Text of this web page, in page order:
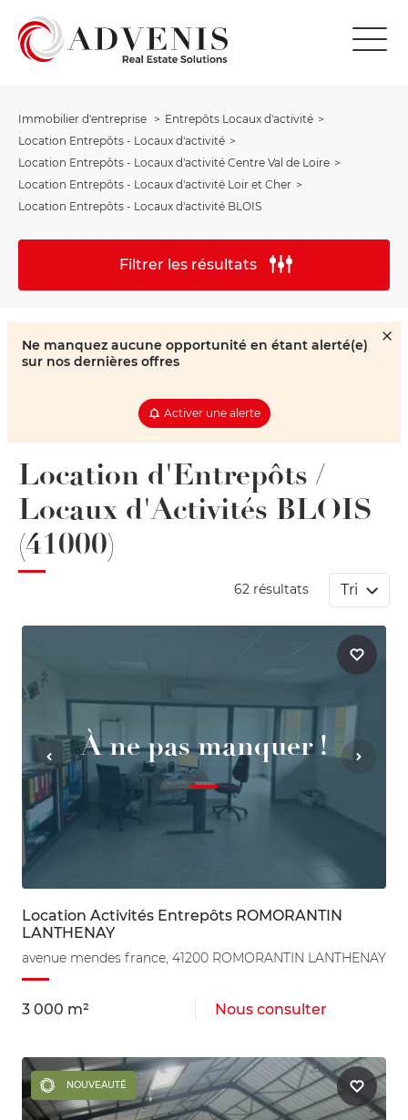
Immobilier d'entreprise
Entrepôts Locaux d'activité
Location Entrepôts - Locaux d'activité
Location Entrepôts - Locaux d'activité Centre Val de Loire
Location Entrepôts - Locaux d'activité Loir et Cher
Location Entrepôts - Locaux d'activité BLOIS
Filtrer les résultats
Ne manquez aucune opportunité en étant alerté(e)
sur nos dernières offres
Activer une alerte
Location d'Entrepôts /
Locaux d'Activités BLOIS
(41000)
62 résultats Tri
À ne pas manquer !
Location Activités Entrepôts ROMORANTIN
LANTHENAY
avenue mendes france, 41200 ROMORANTIN LANTHENAY
3 000 m² Nous consulter
NOUVEAUTÉ